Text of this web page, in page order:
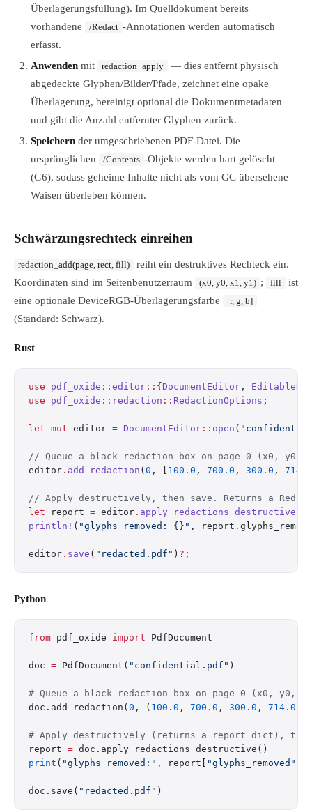
Überlagerungsfüllung). Im Quelldokument bereits
vorhandene
/Redact -Annotationen werden automatisch
erfasst.
Anwenden mit redaction_apply
— dies entfernt physisch
abgedeckte Glyphen/Bilder/Pfade, zeichnet eine opake
Überlagerung, bereinigt optional die Dokumentmetadaten
und gibt die Anzahl entfernter Glyphen zurück.
Speichern der umgeschriebenen PDF-Datei. Die
ursprünglichen
/Contents -Objekte werden hart gelöscht
(G6), sodass geheime Inhalte nicht als vom GC übersehene
Waisen überleben können.
Schwärzungsrechteck einreihen
redaction_add(page, rect, fill)
reiht ein destruktives Rechteck ein.
Koordinaten sind im Seitenbenutzerraum
(x0, y0, x1, y1) ; fill
ist
eine optionale DeviceRGB-Überlagerungsfarbe
[r, g, b]
(Standard: Schwarz).
Rust
use pdf_oxide :: editor :: { DocumentEditor ,
use pdf_oxide :: redaction :: RedactionOptions ;
let mut editor = DocumentEditor :: open (
// Queue a black redaction box on page 0 (x0,
editor . add_redaction ( 0 , [ 100.0 , 700.0 , 300.0 , 714.0
// Apply destructively, then save. Returns a
let report = editor . apply_redactions_destructive
println! ( "glyphs removed: {}" , report .
editor . save ( "redacted.pdf" ) ? ;
Python
from pdf_oxide import PdfDocument
doc = PdfDocument( "confidential.pdf" )
# Queue a black redaction box on page 0 (x0, y0,
doc.add_redaction( 0 , ( 100.0 , 700.0 , 300.0 , 714.0
# Apply destructively (returns a report dict),
report = doc.apply_redactions_destructive()
print ( "glyphs removed:" , report[ "glyphs_removed"
doc.save( "redacted.pdf" )